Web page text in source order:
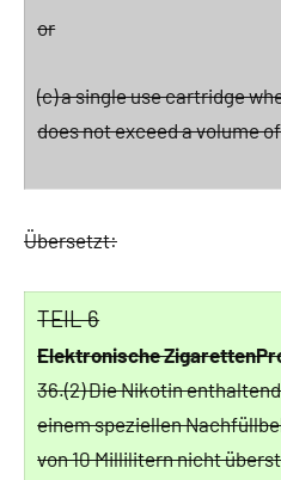
or
(c) a single use cartridge
does not exceed a volume
Übersetzt:
TEIL 6
Elektronische Zigaretten
36.(2) Die Nikotin
einem speziellen
von 10 Millilitern nicht